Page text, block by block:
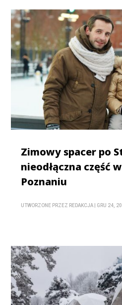
Zimowy spacer po
nieodłączna część
Poznaniu
UTWORZONE PRZEZ REDAKCJA GRU 24,